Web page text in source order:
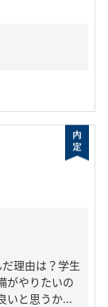
理由は？学生
がやりたいの
いと思うか...